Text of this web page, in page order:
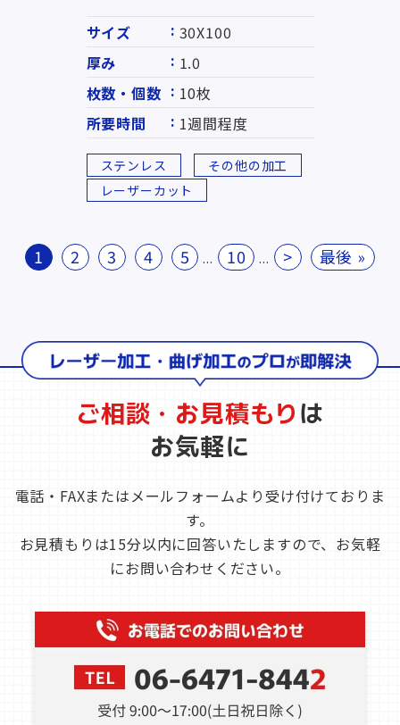
サイズ
30X100
厚み
1.0
枚数・個数
10枚
所要時間
1週間程度
ステンレス
その他の加工
レーザーカット
1 2 3 4 5 ... 10 ... > 最後 »
ご相談・お見積もりは
お気軽に
電話・FAXまたはメールフォームより受け付けておりま
す。
お見積もりは15分以内に回答いたしますので、お気軽
にお問い合わせください。